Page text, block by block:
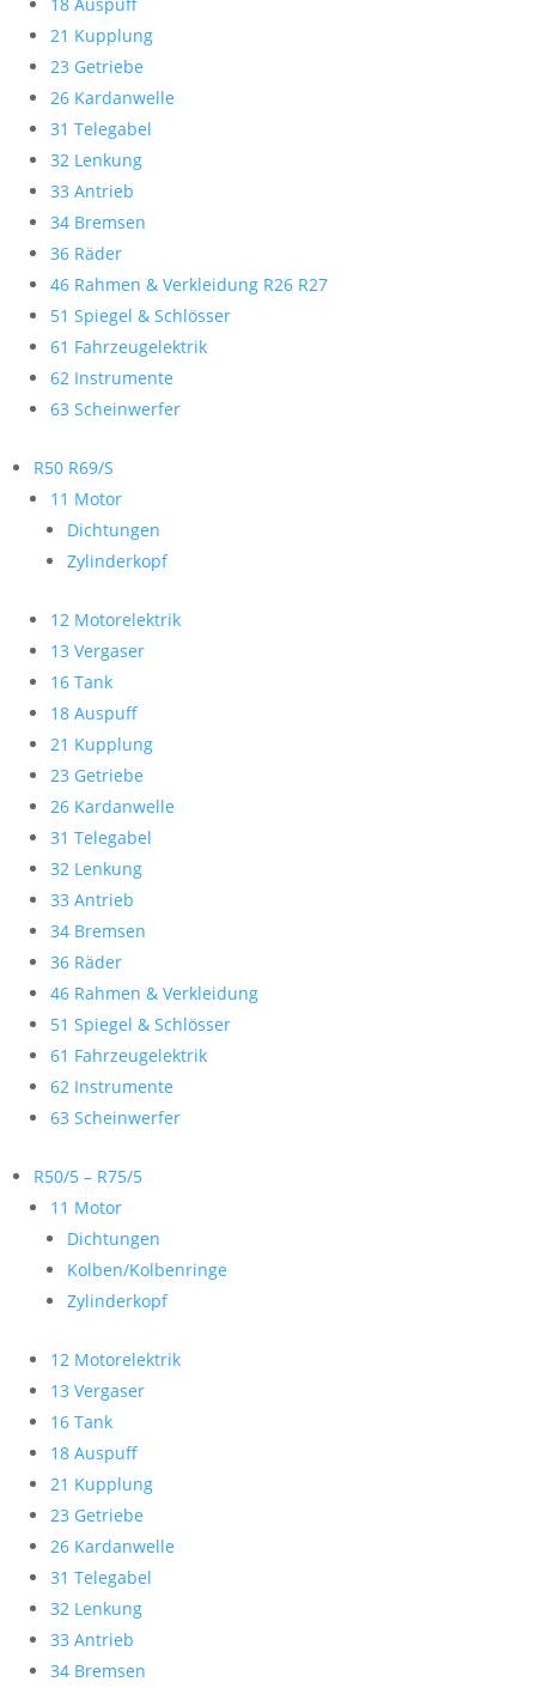
21 Kupplung
23 Getriebe
26 Kardanwelle
31 Telegabel
32 Lenkung
33 Antrieb
34 Bremsen
36 Räder
46 Rahmen & Verkleidung R26 R27
51 Spiegel & Schlösser
61 Fahrzeugelektrik
62 Instrumente
63 Scheinwerfer
R50 R69/S
11 Motor
Dichtungen
Zylinderkopf
12 Motorelektrik
13 Vergaser
16 Tank
18 Auspuff
21 Kupplung
23 Getriebe
26 Kardanwelle
31 Telegabel
32 Lenkung
33 Antrieb
34 Bremsen
36 Räder
46 Rahmen & Verkleidung
51 Spiegel & Schlösser
61 Fahrzeugelektrik
62 Instrumente
63 Scheinwerfer
R50/5 – R75/5
11 Motor
Dichtungen
Kolben/Kolbenringe
Zylinderkopf
12 Motorelektrik
13 Vergaser
16 Tank
18 Auspuff
21 Kupplung
23 Getriebe
26 Kardanwelle
31 Telegabel
32 Lenkung
33 Antrieb
34 Bremsen